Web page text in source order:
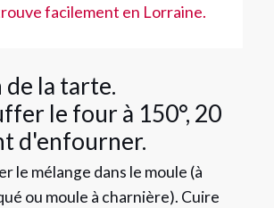
facilement en Lorraine.
de la tarte.
le four à 150°, 20
d'enfourner.
le mélange dans le moule (à
ou moule à charnière). Cuire